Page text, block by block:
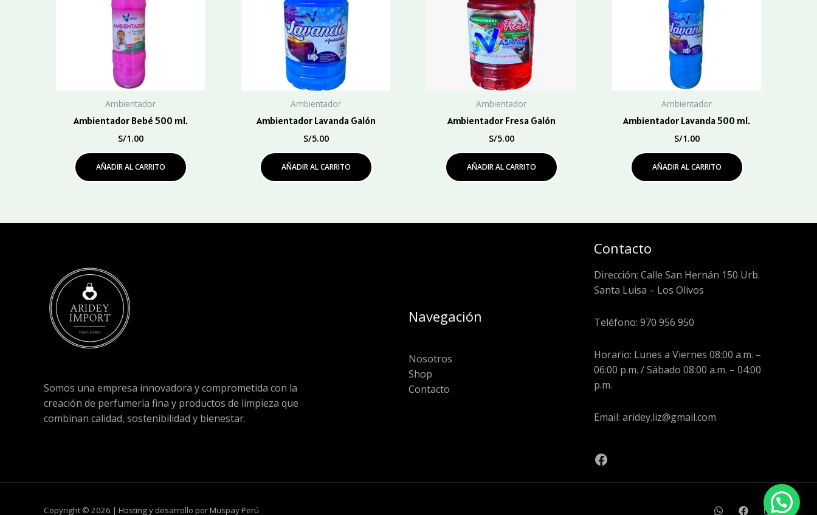
Ambientador
Ambientador Bebé 500 ml.
S/1.00
AÑADIR AL CARRITO
Ambientador
Ambientador Lavanda Galón
S/5.00
AÑADIR AL CARRITO
Ambientador
Ambientador Fresa Galón
S/5.00
AÑADIR AL CARRITO
Ambientador
Ambientador Lavanda 500 ml.
S/1.00
AÑADIR AL CARRITO
Somos una empresa innovadora y comprometida con la
creación de perfumería fina y productos de limpieza que
combinan calidad, sostenibilidad y bienestar.
Navegación
Nosotros
Shop
Contacto
Contacto
Dirección: Calle San Hernán 150 Urb.
Santa Luisa – Los Olivos
Teléfono: 970 956 950
Horario: Lunes a Viernes 08:00 a.m. –
06:00 p.m. / Sábado 08:00 a.m. – 04:00
p.m.
Email: aridey.liz@gmail.com
Copyright © 2026 | Hosting y desarrollo por Muspay Perú